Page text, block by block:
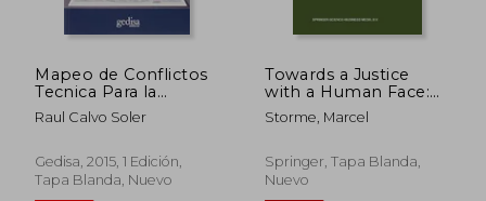
50% $ 254.351 50%
Mapeo de Conflictos
Tecnica Para la
Exploracion de los
Conflictos
Raul Calvo Soler
Gedisa, 2015, 1 Edición,
Tapa Blanda, Nuevo
Towards a Justice
with a Human Face:
The First
International
of Civil Procedure
Faculty of Law --
Storme, Marcel
Springer, Tapa Blanda,
Nuevo